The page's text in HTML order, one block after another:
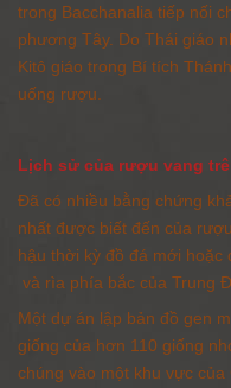
trong Bacchanalia tiếp nối
phương Tây. Do Thái giáo
Kitô giáo trong Bí tích
uống rượu.
Lịch sử của rượu vang
Đã có nhiều bằng chứng
nhất được biết đến của
hậu thời kỳ đồ đá mới hoặc
và rìa phía bắc của Trung
Một dự án lập bản đồ gen
giống của hơn 110 giống
chúng vào một khu vực của